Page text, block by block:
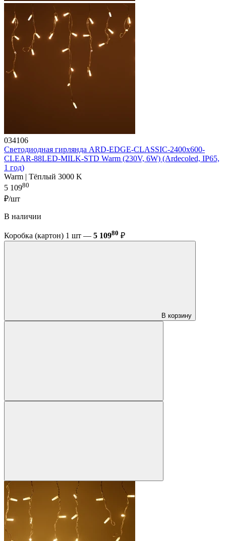
034106
Светодиодная гирлянда ARD-EDGE-CLASSIC-2400x600-
CLEAR-88LED-MILK-STD Warm (230V, 6W) (Ardecoled, IP65,
1 год)
Warm | Тёплый 3000 K
5 10980
₽/шт
В наличии
Коробка (картон) 1 шт — 5 10980 ₽
В корзину